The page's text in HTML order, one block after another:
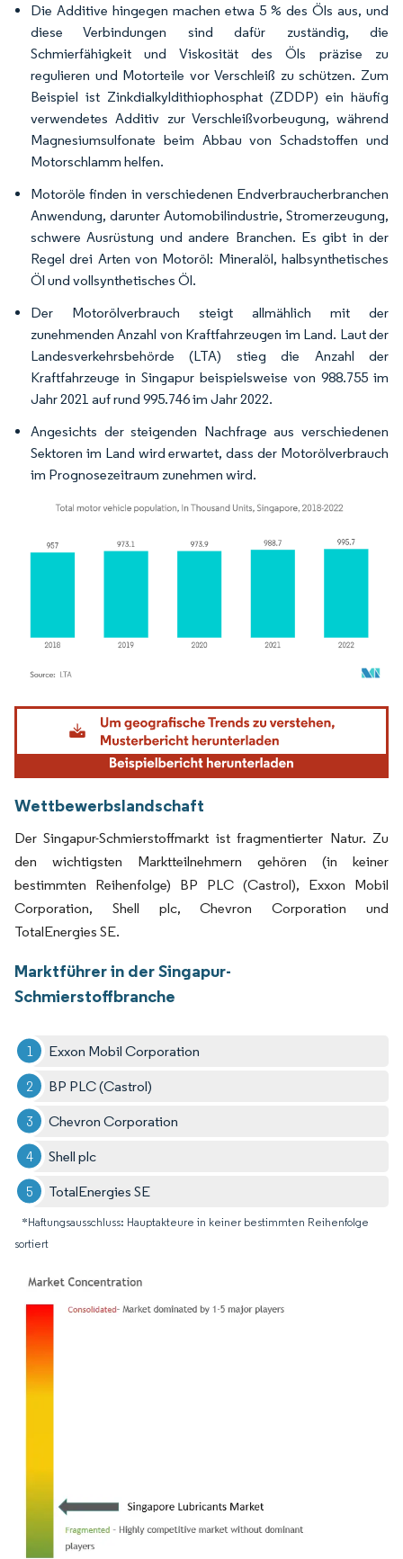
Die Additive hingegen machen etwa 5 % des Öls aus, und
diese Verbindungen sind dafür zuständig, die
Schmierfähigkeit und Viskosität des Öls präzise zu
regulieren und Motorteile vor Verschleiß zu schützen. Zum
Beispiel ist Zinkdialkyldithiophosphat (ZDDP) ein häufig
verwendetes Additiv zur Verschleißvorbeugung, während
Magnesiumsulfonate beim Abbau von Schadstoffen und
Motorschlamm helfen.
Motoröle finden in verschiedenen Endverbraucherbranchen
Anwendung, darunter Automobilindustrie, Stromerzeugung,
schwere Ausrüstung und andere Branchen. Es gibt in der
Regel drei Arten von Motoröl: Mineralöl, halbsynthetisches
Öl und vollsynthetisches Öl.
Der Motorölverbrauch steigt allmählich mit der
zunehmenden Anzahl von Kraftfahrzeugen im Land. Laut der
Landesverkehrsbehörde (LTA) stieg die Anzahl der
Kraftfahrzeuge in Singapur beispielsweise von 988.755 im
Jahr 2021 auf rund 995.746 im Jahr 2022.
Angesichts der steigenden Nachfrage aus verschiedenen
Sektoren im Land wird erwartet, dass der Motorölverbrauch
im Prognosezeitraum zunehmen wird.
Bild © Mordor Intelligence. Wiederverwendung erfordert Namensnennung gemäß
Wettbewerbslandschaft
Der Singapur-Schmierstoffmarkt ist fragmentierter Natur. Zu
den wichtigsten Marktteilnehmern gehören (in keiner
bestimmten Reihenfolge) BP PLC (Castrol), Exxon Mobil
Corporation, Shell plc, Chevron Corporation und
TotalEnergies SE.
Marktführer in der Singapur-
Schmierstoffbranche
Exxon Mobil Corporation
BP PLC (Castrol)
Chevron Corporation
Shell plc
TotalEnergies SE
*Haftungsausschluss: Hauptakteure in keiner bestimmten Reihenfolge
sortiert